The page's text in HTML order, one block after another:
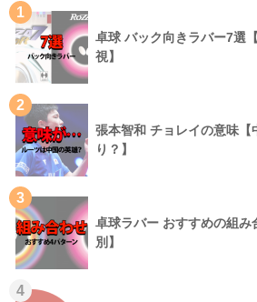
1
卓球 バック向きラバー7選
視】
2
張本智和 チョレイの意味【
り？】
3
卓球ラバー おすすめの組み
別】
4